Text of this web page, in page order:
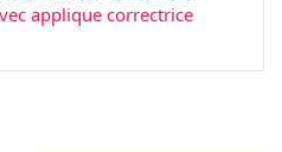
applique correctrice